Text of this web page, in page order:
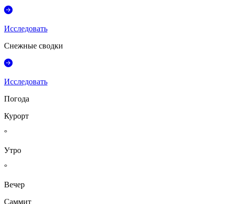
Исследовать
Снежные сводки
Исследовать
Погода
Курорт
°
Утро
°
Вечер
Саммит